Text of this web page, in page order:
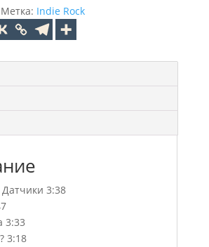
Метка: Indie Rock
3:38
3:33
3:18